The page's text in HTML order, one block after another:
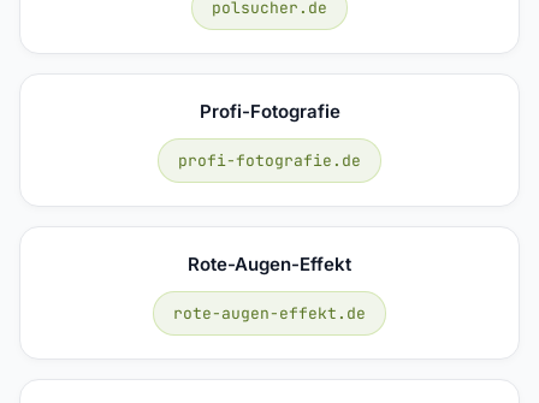
polsucher.de
Profi-Fotografie
profi-fotografie.de
Rote-Augen-Effekt
rote-augen-effekt.de